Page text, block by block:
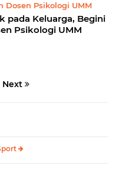
Dosen Psikologi UMM
pada Keluarga, Begini
Psikologi UMM
Next